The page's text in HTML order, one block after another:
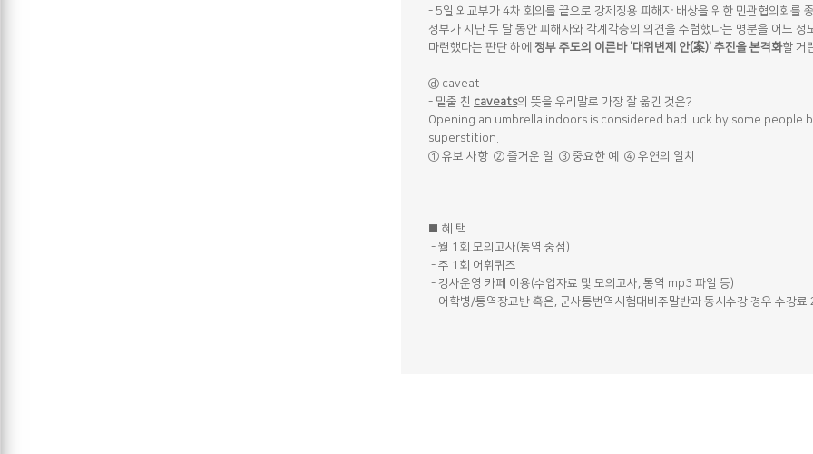
- 5일 외교부가 4차 회의를 끝으로 강제징용 피해자 배상을 위한 민관협의회를
정부가 지난 두 달 동안 피해자와 각계각층의 의견을 수렴했다는 명분을 어느 정
마련했다는 판단 하에 정부 주도의 이른바 '대위변제 안(案)' 추진을 본격화할 거
ⓓ caveat
- 밑줄 친 caveats의 뜻을 우리말로 가장 잘 옮긴 것은?
Opening an umbrella indoors is considered bad luck by some people
superstition.
① 유보 사항 ② 즐거운 일 ③ 중요한 예 ④ 우연의 일치
■ 혜 택
- 월 1회 모의고사(통역 중점)
- 주 1회 어휘퀴즈
- 강사운영 카페 이용(수업자료 및 모의고사, 통역 mp3 파일 등)
- 어학병/통역장교반 혹은, 군사통번역시험대비주말반과 동시수강 경우 수강료